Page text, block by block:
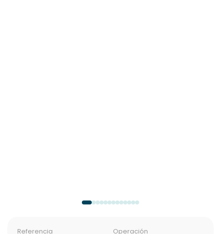
Referencia Operación